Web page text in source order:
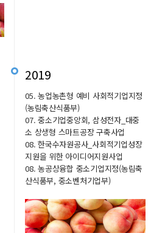
2019
05. 농업농촌형 예비 사회적기업지정
(농림축산식품부)
07. 중소기업중앙회, 삼성전자_대중
소 상생형 스마트공장 구축사업
08. 한국수자원공사_사회적기업성장
지원을 위한 아이디어지원사업
08. 농공상융합 중소기업지정(농림축
산식품부, 중소벤처기업부)